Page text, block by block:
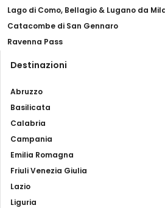
16,00 - A/R € 24,00
Lavagna/Chiavari - Portofino /
A/R € 31,00
- € 33,00
Lago di Como, Bellagio & Lugano da
Catacombe di San Gennaro
Ravenna Pass
Destinazioni
Abruzzo
Basilicata
Calabria
Campania
Emilia Romagna
Friuli Venezia Giulia
Lazio
Liguria